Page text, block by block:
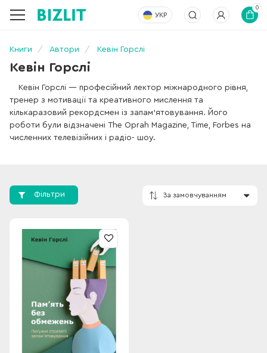
УКР
0
Книги Автори Кевін Горслі
Кевін Горслі
Кевін Горслі — професійний лектор міжнародного рівня,
тренер з мотивації та креативного мислення та
кількаразовий рекордсмен із запам’ятовування. Його
роботи були відзначені The Oprah Magazine, Time, Forbes на
численних телевізійних і радіо- шоу.
Фільтри